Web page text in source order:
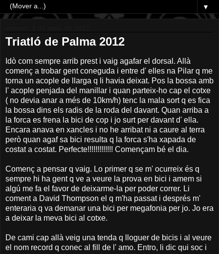
▼
Triatló de Palma 2012
Idò com sempre arrib prest i vaig agafar el dorsal. Allà
començ a trobar gent coneguda i entre d' elles na Pilar q me
torna un acople de llarga q li havia deixat. Pos la bossa amb
l' acople penjada del manillar i quan parteix-ho cap el cotxe
( no devia anar a més de 10km/h) tenc la mala sort q es fica
la bossa dins els radis de la roda del davant. Quan arriba a
la forca es frena la bici de cop i jo surt per davant d' ella.
Encara anava en xancles i no he arribat ni a caure al terra
però quan agaf sa bici resulta q la forca s'ha xapada de
costat a costat. Perfecte!!!!!!!!!!!!! Començam bé el dia.
Començ a pensar q vaig. Lo primer q se m' ocurreix és q
sempre hi ha gent q ve a veure la prova en bici i amem si
algú me fa el favor de deixarme-la per poder correr. Li
coment a David Thompson el q m'ha passat i després m'
enteraria q va demanar una bici per megafonia per jo. Jo era
a deixar la meva bici al cotxe.
De cami cap allà veig una tenda q lloguer de bicis i al veure
el nom record q conec al fill de l' amo. Entro, li dic qui soc i